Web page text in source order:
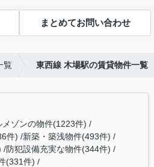
まとめてお問い合わせ
覧 東西線 木場駅の賃貸物件一覧
メゾンの物件(1223件)
件) 新築・築浅物件(493件)
防犯設備充実な物件(344件)
(331件)